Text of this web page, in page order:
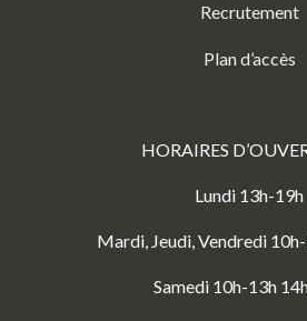
Recrutement
Plan d’accès
HORAIRES
Lundi 13h-19h
Mardi, Jeudi, Vendredi
Samedi 10h-13h